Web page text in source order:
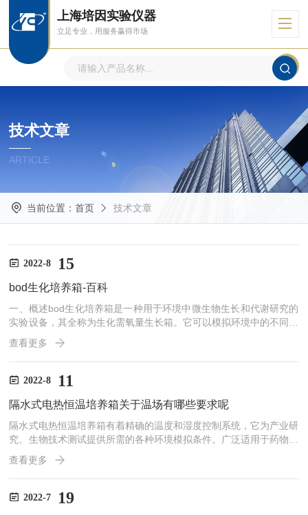
上海培因实验仪器
立足专业，用服务赢得市场
技术文章
ARTICLE
当前位置： 首页 技术文章
2022-8 15
bod生化培养箱-百科
一、概述bod生化培养箱是一种用于环境中微生物生长和代谢研究的
实验设备，其全称为生化需氧量生长箱。它可以模拟环境中的不同气
体氧气、二氧化碳、温度、湿度等因素，提供一个适合微生物生长繁
殖的环境，以便研究微生物的代谢活动、降解作用、酶的活性表达
等。二、结构部分bod生化培养箱通常由箱体、调节面板、温度控制
系统、湿度控制系统、气体调节系统和照明系统等组成。1.箱体：一
洁，以保证实验环境的洁净度。2.调节面板：提供氧气含量、二...
查看更多
2022-8 11
隔水式电热恒温培养箱关于温场有哪些要求呢
隔水式电热恒温培养箱有着精确的温度和湿度控制系统，它为产业研
究、生物技术测试提供所需的各种环境模拟条件。广泛适用于药物、
纺织、食品加工等无菌试验，稳定性检查以及工业产品的原料性能、
产品包装、产品寿命等测试。通过对温度和湿度的调控保证在一定的
温度下，箱内湿度维持在某一范围内，以提供恒温恒湿的环境，通过
风机循环，使工作室内部空间的温度和湿度更加均匀分布。隔水式电
查看更多
2022-7 19